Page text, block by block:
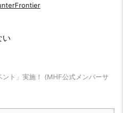
い
ント」実施！ (MHF公式メンバーサ